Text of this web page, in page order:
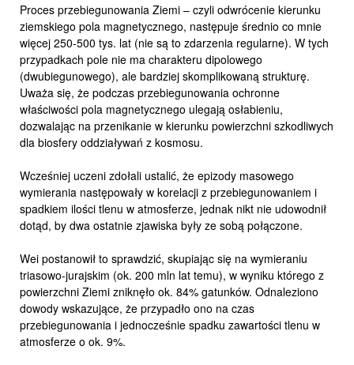
Proces przebiegunowania Ziemi – czyli odwrócenie kierunku
ziemskiego pola magnetycznego, następuje średnio co mnie
więcej 250-500 tys. lat (nie są to zdarzenia regularne). W tych
przypadkach pole nie ma charakteru dipolowego
(dwubiegunowego), ale bardziej skomplikowaną strukturę.
Uważa się, że podczas przebiegunowania ochronne
właściwości pola magnetycznego ulegają osłabieniu,
dozwalając na przenikanie w kierunku powierzchni szkodliwych
dla biosfery oddziaływań z kosmosu.
Wcześniej uczeni zdołali ustalić, że epizody masowego
wymierania następowały w korelacji z przebiegunowaniem i
spadkiem ilości tlenu w atmosferze, jednak nikt nie udowodnił
dotąd, by dwa ostatnie zjawiska były ze sobą połączone.
Wei postanowił to sprawdzić, skupiając się na wymieraniu
triasowo-jurajskim (ok. 200 mln lat temu), w wyniku którego z
powierzchni Ziemi zniknęło ok. 84% gatunków. Odnaleziono
dowody wskazujące, że przypadło ono na czas
przebiegunowania i jednocześnie spadku zawartości tlenu w
atmosferze o ok. 9%.